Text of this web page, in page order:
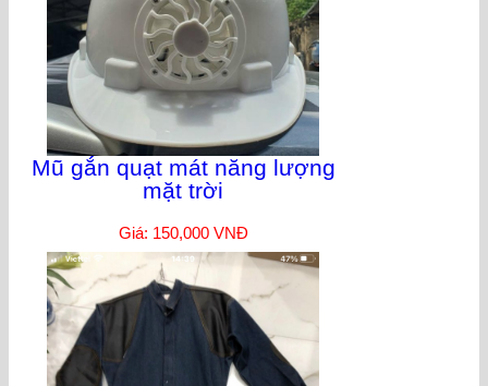
Mũ gắn quạt mát năng lượng
mặt trời
Giá: 150,000 VNĐ